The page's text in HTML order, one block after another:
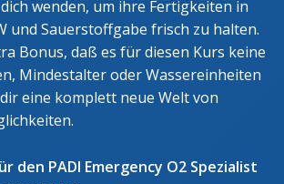
wenden, um ihre Fertigkeiten in
und Sauerstoffgabe frisch zu halten.
Bonus, daß es für diesen Kurs keine
Mindestalter oder Wassereinheiten
eine komplett neue Welt von
den PADI Emergency O2 Spezialist